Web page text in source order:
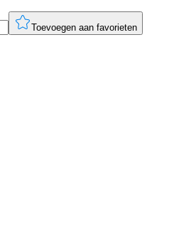
Toevoegen aan favorieten